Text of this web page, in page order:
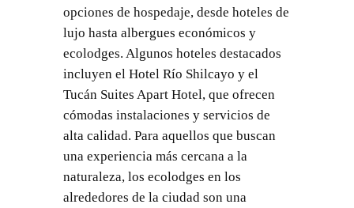
opciones de hospedaje, desde hoteles de
lujo hasta albergues económicos y
ecolodges. Algunos hoteles destacados
incluyen el Hotel Río Shilcayo y el
Tucán Suites Apart Hotel, que ofrecen
cómodas instalaciones y servicios de
alta calidad. Para aquellos que buscan
una experiencia más cercana a la
naturaleza, los ecolodges en los
alrededores de la ciudad son una